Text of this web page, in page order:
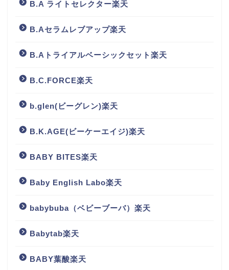
B.A ライトセレクター楽天
B.Aセラムレブアップ楽天
B.Aトライアルベーシックセット楽天
B.C.FORCE楽天
b.glen(ビーグレン)楽天
B.K.AGE(ビーケーエイジ)楽天
BABY BITES楽天
Baby English Labo楽天
babybuba（ベビーブーバ）楽天
Babytab楽天
BABY葉酸楽天